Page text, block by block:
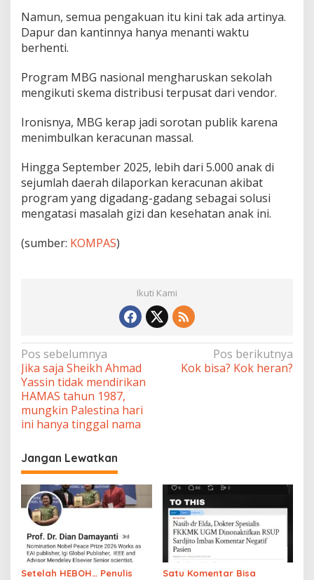
Namun, semua pengakuan itu kini tak ada artinya.
Dapur dan kantinnya hanya menanti waktu
berhenti.
Program MBG nasional mengharuskan sekolah
mengikuti skema distribusi terpusat dari vendor.
Ironisnya, MBG kerap jadi sorotan publik karena
menimbulkan keracunan massal.
Hingga September 2025, lebih dari 5.000 anak di
sejumlah daerah dilaporkan keracunan akibat
program yang digadang-gadang sebagai solusi
mengatasi masalah gizi dan kesehatan anak ini.
(sumber: KOMPAS)
Ikuti Kami
Navigasi
pos
Pos sebelumnya
Jika saja Sheikh Ahmad
Yassin tidak mendirikan
HAMAS tahun 1987,
mungkin Palestina hari
ini hanya tinggal nama
Pos berikutnya
Kok bisa? Kok heran?
Jangan Lewatkan
Setelah HEBOH… Penulis
Satu Komentar Bisa